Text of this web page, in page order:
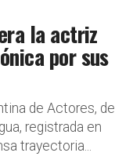
la actriz
por sus
de Actores, de
registrada en
trayectoria...